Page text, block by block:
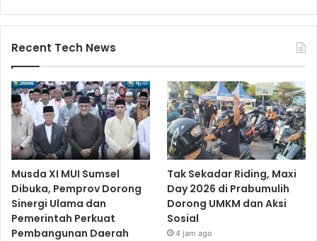
Recent Tech News
Musda XI MUI Sumsel
Dibuka, Pemprov Dorong
Sinergi Ulama dan
Pemerintah Perkuat
Pembangunan Daerah
Tak Sekadar Riding, Maxi
Day 2026 di Prabumulih
Dorong UMKM dan Aksi
Sosial
4 jam ago